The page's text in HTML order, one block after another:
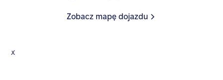
Zobacz mapę dojazdu
x